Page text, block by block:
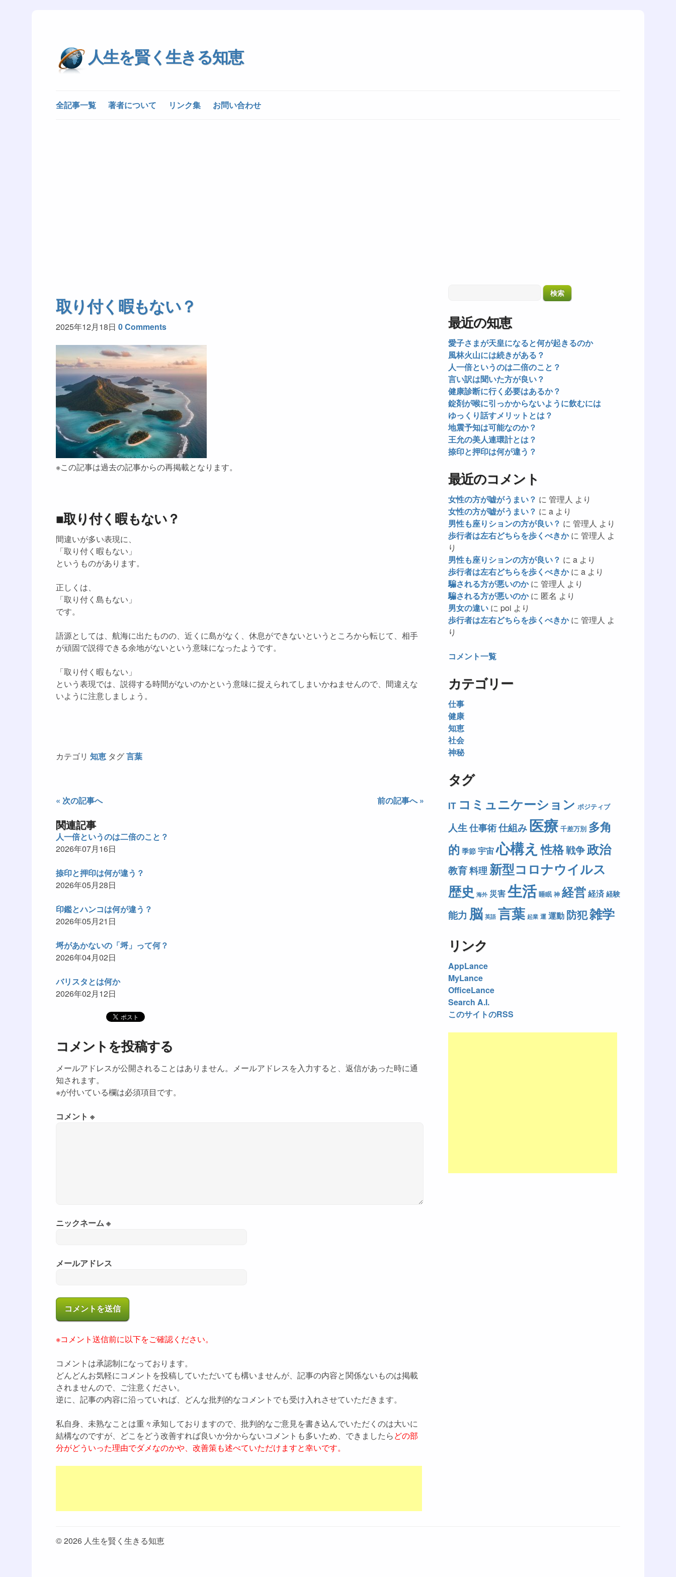
人生を賢く生きる知恵
全記事一覧 著者について リンク集 お問い合わせ
取り付く暇もない？
2025年12月18日 0 Comments
※この記事は過去の記事からの再掲載となります。
■取り付く暇もない？
間違いが多い表現に、
「取り付く暇もない」
というものがあります。
正しくは、
「取り付く島もない」
です。
語源としては、航海に出たものの、近くに島がなく、休息ができないというところから転じて、相手
が頑固で説得できる余地がないという意味になったようです。
「取り付く暇もない」
という表現では、説得する時間がないのかという意味に捉えられてしまいかねませんので、間違えな
いように注意しましょう。
カテゴリ 知恵 タグ言葉
« 次の記事へ 前の記事へ »
関連記事
人一倍というのは二倍のこと？
2026年07月16日
捺印と押印は何が違う？
2026年05月28日
印鑑とハンコは何が違う？
2026年05月21日
埒があかないの「埒」って何？
2026年04月02日
バリスタとは何か
2026年02月12日
コメントを投稿する
メールアドレスが公開されることはありません。メールアドレスを入力すると、返信があった時に通
知されます。
※が付いている欄は必須項目です。
コメント ※
ニックネーム ※
メールアドレス
※コメント送信前に以下をご確認ください。
コメントは承認制になっております。
どんどんお気軽にコメントを投稿していただいても構いませんが、記事の内容と関係ないものは掲載
されませんので、ご注意ください。
逆に、記事の内容に沿っていれば、どんな批判的なコメントでも受け入れさせていただきます。
私自身、未熟なことは重々承知しておりますので、批判的なご意見を書き込んでいただくのは大いに
結構なのですが、どこをどう改善すれば良いか分からないコメントも多いため、できましたらどの部
分がどういった理由でダメなのかや、改善策も述べていただけますと幸いです。
最近の知恵
愛子さまが天皇になると何が起きるのか
風林火山には続きがある？
人一倍というのは二倍のこと？
言い訳は聞いた方が良い？
健康診断に行く必要はあるか？
錠剤が喉に引っかからないように飲むには
ゆっくり話すメリットとは？
地震予知は可能なのか？
王允の美人連環計とは？
捺印と押印は何が違う？
最近のコメント
女性の方が嘘がうまい？ に 管理人 より
女性の方が嘘がうまい？ に a より
男性も座りションの方が良い？ に 管理人 より
歩行者は左右どちらを歩くべきかに 管理人 よ
り
男性も座りションの方が良い？ に a より
歩行者は左右どちらを歩くべきかに a より
騙される方が悪いのかに 管理人 より
騙される方が悪いのかに 匿名 より
男女の違い に poi より
歩行者は左右どちらを歩くべきかに 管理人 よ
り
コメント一覧
カテゴリー
仕事
健康
知恵
社会
神秘
タグ
IT コミュニケーション ポジティブ
人生仕事術仕組み医療 千差万別 多角
的 季節 宇宙心構え 性格戦争政治
教育料理 新型コロナウイルス
歴史 海外 災害生活 睡眠 神 経営経済 経験
能力 脳 英語 言葉 起業 運 運動 防犯雑学
リンク
AppLance
MyLance
OfficeLance
Search A.I.
このサイトのRSS
© 2026 人生を賢く生きる知恵